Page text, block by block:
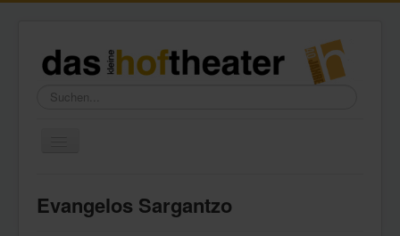
Suchen...
Wir über uns
Evangelos Sargantzo